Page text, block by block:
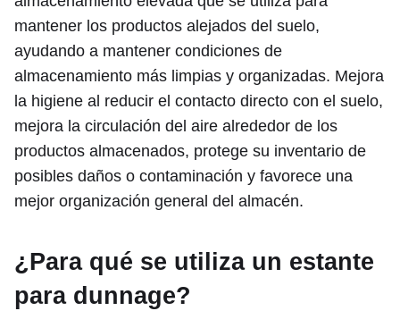
mantener los productos alejados del suelo,
ayudando a mantener condiciones de
almacenamiento más limpias y organizadas. Mejora
la higiene al reducir el contacto directo con el suelo,
mejora la circulación del aire alrededor de los
productos almacenados, protege su inventario de
posibles daños o contaminación y favorece una
mejor organización general del almacén.
¿Para qué se utiliza un estante
para dunnage?